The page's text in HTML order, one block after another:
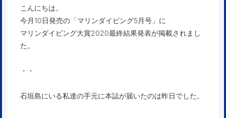
こんにちは。
今月10日発売の「マリンダイビング5月号」に
マリンダイビング大賞2020最終結果発表が掲載されまし
た。
・・
石垣島にいる私達の手元に本誌が届いたのは昨日でした。